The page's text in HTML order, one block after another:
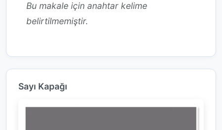
Bu makale için anahtar kelime
belirtilmemiştir.
Sayı Kapağı